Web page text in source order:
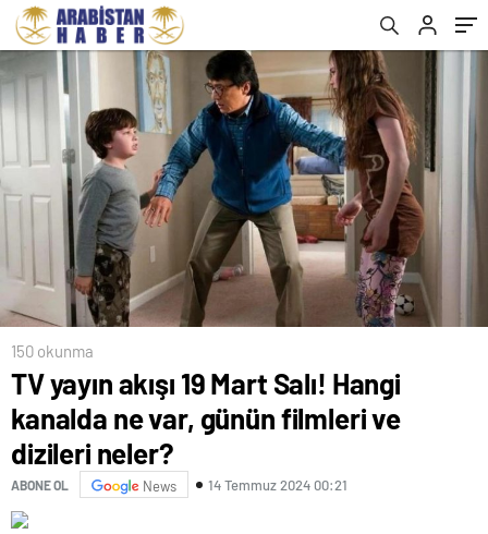
150 okunma
TV yayın akışı 19 Mart Salı! Hangi
kanalda ne var, günün filmleri ve
dizileri neler?
ABONE OL News 14 Temmuz 2024 00:21